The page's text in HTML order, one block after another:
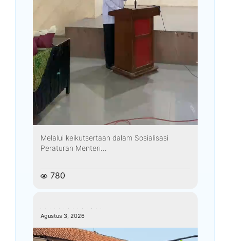
Melalui keikutsertaan dalam Sosialisasi
Peraturan Menteri...
780
Agustus 3, 2026